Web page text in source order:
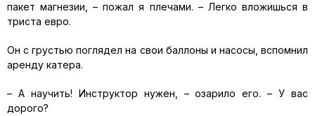
пакет магнезии, – пожал я плечами. – Легко вложишься в
триста евро.
Он с грустью поглядел на свои баллоны и насосы, вспомнил
аренду катера.
– А научить! Инструктор нужен, – озарило его. – У вас
дорого?